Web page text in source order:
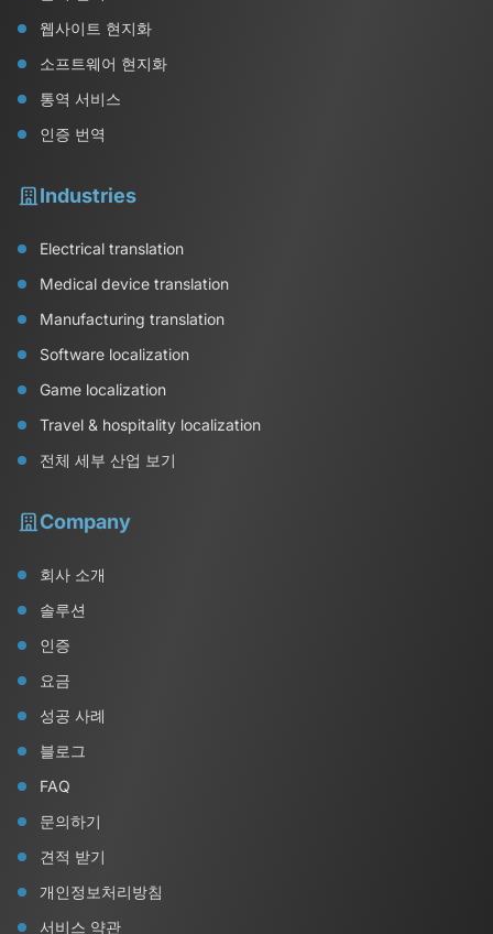
웹사이트 현지화
소프트웨어 현지화
통역 서비스
인증 번역
Industries
Electrical translation
Medical device translation
Manufacturing translation
Software localization
Game localization
Travel & hospitality localization
전체 세부 산업 보기
Company
회사 소개
솔루션
인증
요금
성공 사례
블로그
FAQ
문의하기
견적 받기
개인정보처리방침
서비스 약관